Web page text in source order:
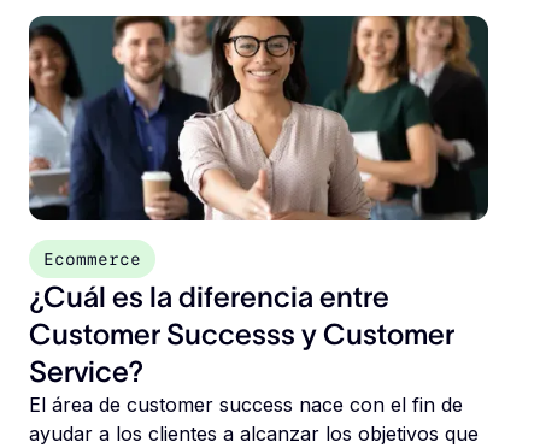
Ecommerce
¿Cuál es la diferencia entre
Customer Successs y Customer
Service?
El área de customer success nace con el fin de
ayudar a los clientes a alcanzar los objetivos que